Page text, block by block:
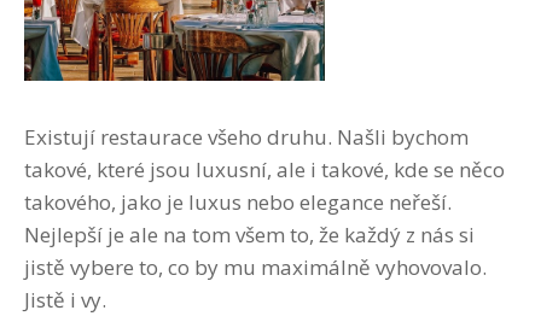
Existují restaurace všeho druhu. Našli bychom
takové, které jsou luxusní, ale i takové, kde se něco
takového, jako je luxus nebo elegance neřeší.
Nejlepší je ale na tom všem to, že každý z nás si
jistě vybere to, co by mu maximálně vyhovovalo.
Jistě i vy.